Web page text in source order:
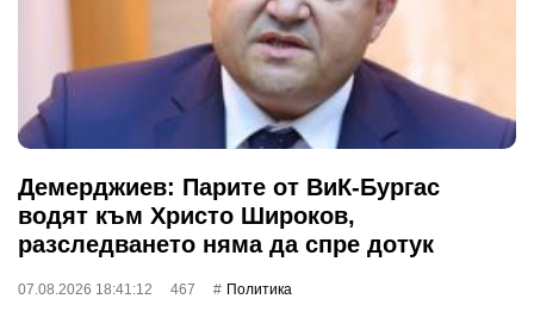
Демерджиев: Парите от ВиК-Бургас
водят към Христо Широков,
разследването няма да спре дотук
07.08.2026 18:41:12 467 Политика